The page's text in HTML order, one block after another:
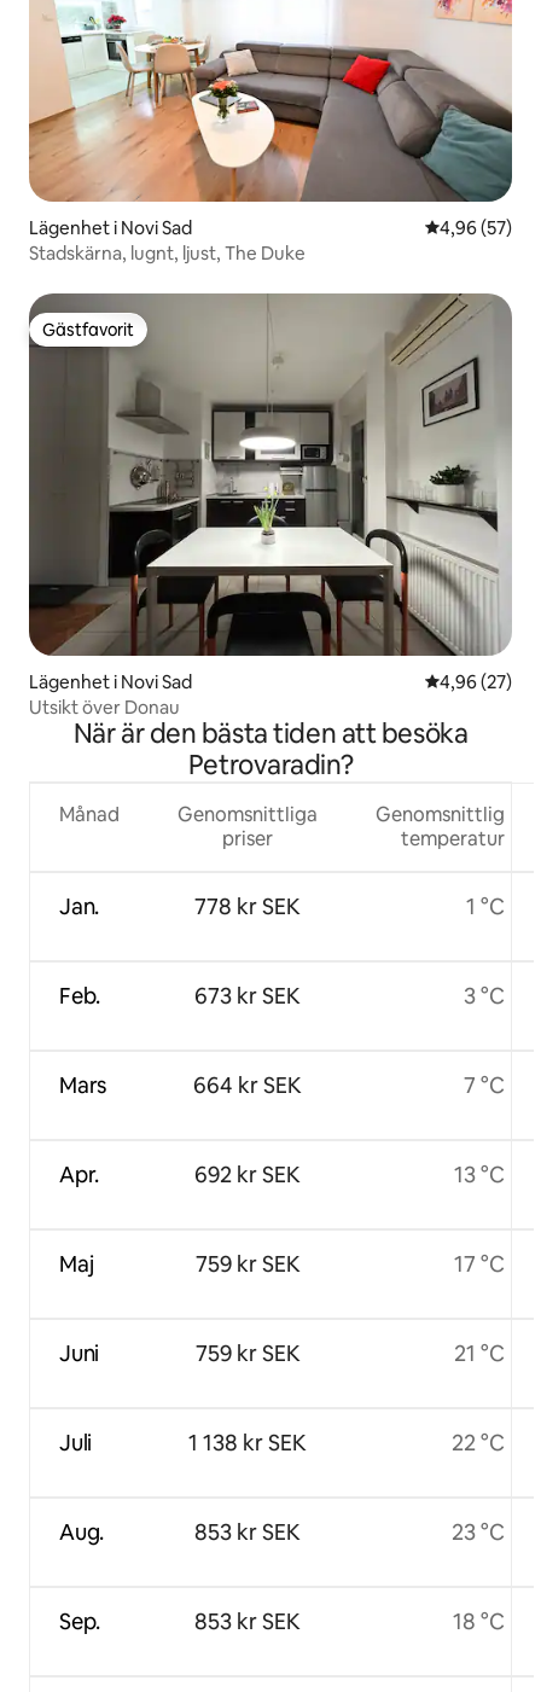
Lägenhet i Novi Sad 4,96 av 5 i
4,96 (57)
Stadskärna, lugnt, ljust, The Duke
Gästfavorit
Gästfavorit
Lägenhet i Novi Sad 4,96 av 5 i
4,96 (27)
Utsikt över Donau
När är den bästa tiden att besöka
Petrovaradin?
Månad
Jan.
Feb.
Mars
Apr.
Maj
Juni
Juli
Aug.
Sep.
Genomsnittliga
priser
778 kr SEK
673 kr SEK
664 kr SEK
692 kr SEK
759 kr SEK
759 kr SEK
1 138 kr SEK
853 kr SEK
853 kr SEK
Genomsnittlig
temperatur
1 °C
3 °C
7 °C
13 °C
17 °C
21 °C
22 °C
23 °C
18 °C